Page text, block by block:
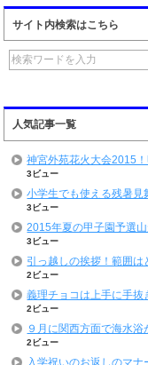
サイト内検索はこちら
人気記事一覧
神宮外苑花火大会2015
3ビュー
小学生でも使える残暑見
3ビュー
2015年夏の甲子園予選
3ビュー
引っ越しの挨拶！範囲は
2ビュー
義理チョコは上手に手抜
2ビュー
９月に関西方面で海水
2ビュー
入学祝いのお返しのマ